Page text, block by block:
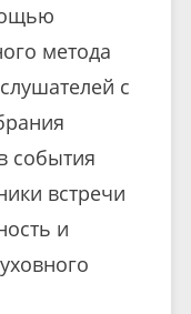
метода
с
события
встречи
и